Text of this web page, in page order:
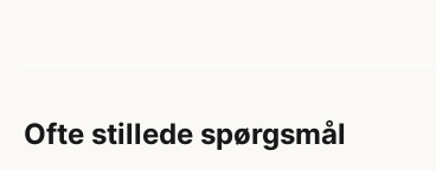
Ofte stillede spørgsmål